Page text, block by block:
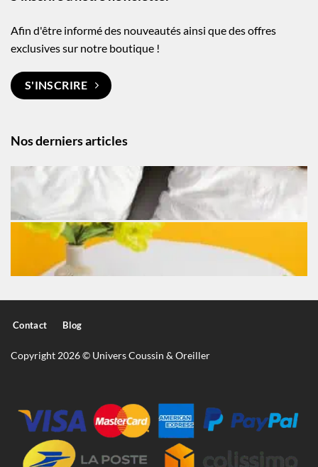
Nos derniers articles
Afin d'être informé des nouveautés ainsi que des offres
exclusives sur notre boutique !
S'INSCRIRE
Contact Blog
Copyright 2026 © Univers Coussin & Oreiller